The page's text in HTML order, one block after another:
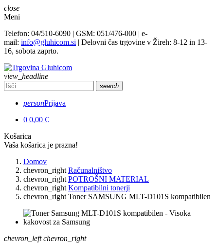
close
Meni
Telefon: 04/510-6090 | GSM: 051/476-000 | e-
mail: info@gluhicom.si | Delovni čas trgovine v Žireh: 8-12 in 13-
16, sobota zaprto.
view_headline
search
personPrijava
0 0,00 €
Košarica
Vaša košarica je prazna!
Domov
chevron_right Računalništvo
chevron_right POTROŠNI MATERIAL
chevron_right Kompatibilni tonerji
chevron_right Toner SAMSUNG MLT-D101S kompatibilen
chevron_left chevron_right